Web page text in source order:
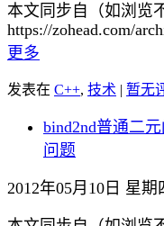
本文同步自（如浏览
https://zohead.com/
更多
发表在 C++, 技术 | 暂无
bind2nd普通二
问题
2012年05月10日 星期